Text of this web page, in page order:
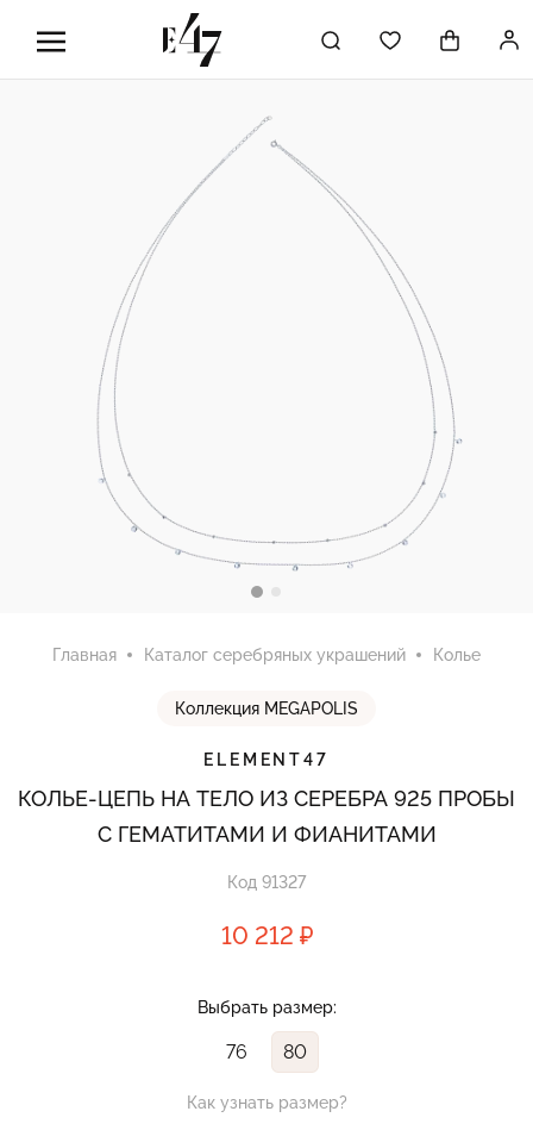
Главная Каталог серебряных украшений Колье
Коллекция MEGAPOLIS
ELEMENT47
КОЛЬЕ-ЦЕПЬ НА ТЕЛО ИЗ СЕРЕБРА 925 ПРОБЫ
С ГЕМАТИТАМИ И ФИАНИТАМИ
Код 91327
10 212 ₽
Выбрать размер:
76 80
Как узнать размер?